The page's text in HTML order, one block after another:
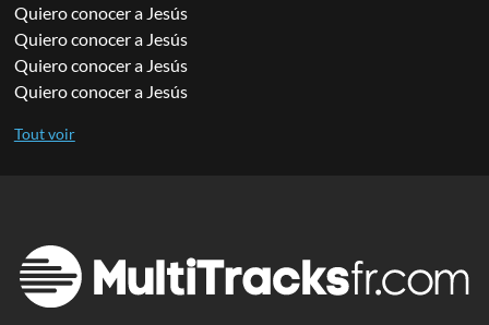
Quiero conocer a Jesús
Quiero conocer a Jesús
Quiero conocer a Jesús
Quiero conocer a Jesús